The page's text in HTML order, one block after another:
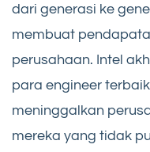
dari generasi ke
membuat
perusahaan. Intel
para engineer
meninggalkan
mereka yang tidak